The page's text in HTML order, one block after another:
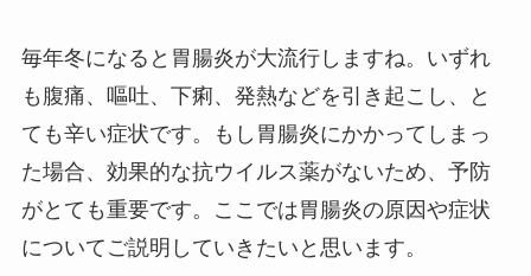
毎年冬になると胃腸炎が大流行しますね。いずれ
も腹痛、嘔吐、下痢、発熱などを引き起こし、と
ても辛い症状です。もし胃腸炎にかかってしまっ
た場合、効果的な抗ウイルス薬がないため、予防
がとても重要です。ここでは胃腸炎の原因や症状
についてご説明していきたいと思います。